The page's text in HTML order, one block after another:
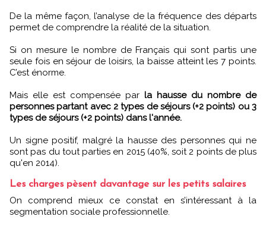
De la même façon, l’analyse de la fréquence des départs
permet de comprendre la réalité de la situation.
Si on mesure le nombre de Français qui sont partis une
seule fois en séjour de loisirs, la baisse atteint les 7 points.
C’est énorme.
Mais elle est compensée par la hausse du nombre de
personnes partant avec 2 types de séjours (+2 points) ou 3
types de séjours (+2 points) dans l'année.
Un signe positif, malgré la hausse des personnes qui ne
sont pas du tout parties en 2015 (40%, soit 2 points de plus
qu'en 2014).
Les charges pèsent davantage sur les petits salaires
On comprend mieux ce constat en s’intéressant à la
segmentation sociale professionnelle.